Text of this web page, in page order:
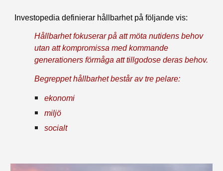
Investopedia definierar hållbarhet på följande vis:
Hållbarhet fokuserar på att möta nutidens behov
utan att kompromissa med kommande
Begreppet hållbarhet består av tre pelare:
ekonomi
miljö
socialt